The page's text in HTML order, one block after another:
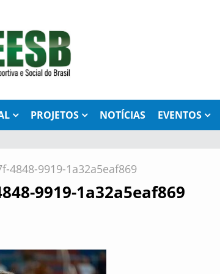
PROJETOS NOTÍCIAS EVENTOS
4848-9919-1a32a5eaf869
9919-1a32a5eaf869